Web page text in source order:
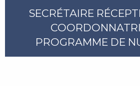
SECRÉTAIRE
PROGRAMME DE